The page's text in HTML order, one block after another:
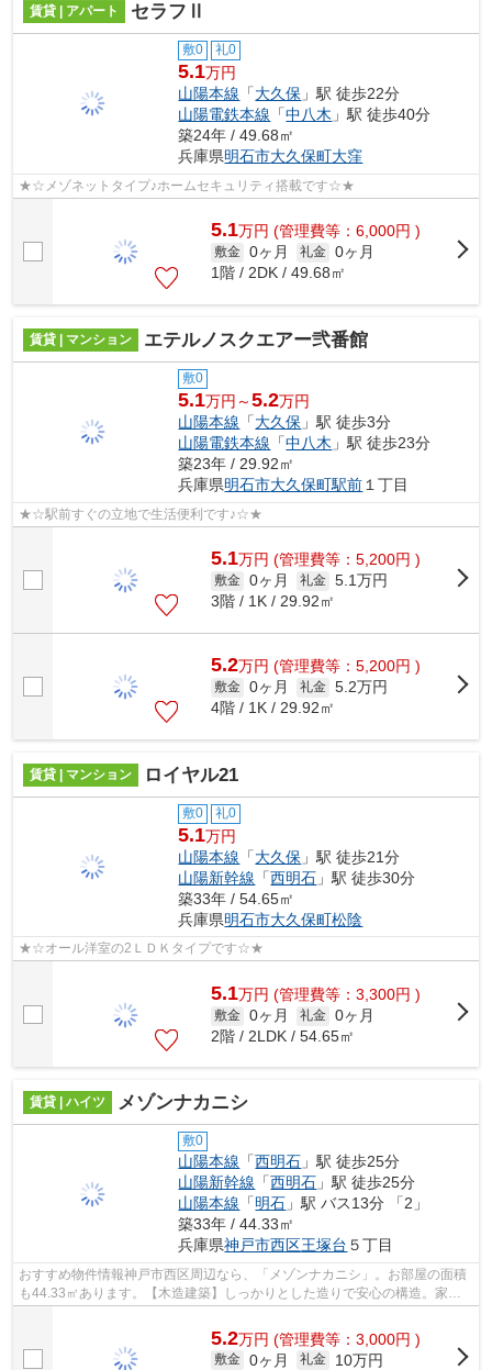
賃貸 | アパート セラフⅡ
敷0 礼0
5.1万円
山陽本線 「大久保 」駅 徒歩22分
山陽電鉄本線 「中八木 」駅 徒歩40分
築24年 / 49.68㎡
兵庫県明石市大久保町大窪
★☆メゾネットタイプ♪ホームセキュリティ搭載です☆★
5.1万円 (管理費等：6,000円 )
敷金 0ヶ月 礼金 0ヶ月
1階 / 2DK / 49.68㎡
賃貸 | マンション エテルノスクエアー弐番館
敷0
5.1万円～5.2万円
山陽本線 「大久保 」駅 徒歩3分
山陽電鉄本線 「中八木 」駅 徒歩23分
築23年 / 29.92㎡
兵庫県明石市大久保町駅前 １丁目
★☆駅前すぐの立地で生活便利です♪☆★
5.1万円 (管理費等：5,200円 )
敷金 0ヶ月 礼金 5.1万円
3階 / 1K / 29.92㎡
5.2万円 (管理費等：5,200円 )
敷金 0ヶ月 礼金 5.2万円
4階 / 1K / 29.92㎡
賃貸 | マンション ロイヤル21
敷0 礼0
5.1万円
山陽本線 「大久保 」駅 徒歩21分
山陽新幹線 「西明石 」駅 徒歩30分
築33年 / 54.65㎡
兵庫県明石市大久保町松陰
★☆オール洋室の2ＬＤＫタイプです☆★
5.1万円 (管理費等：3,300円 )
敷金 0ヶ月 礼金 0ヶ月
2階 / 2LDK / 54.65㎡
賃貸 | ハイツ メゾンナカニシ
敷0
山陽本線 「西明石 」駅 徒歩25分
山陽新幹線 「西明石 」駅 徒歩25分
山陽本線 「明石 」駅 バス13分 「2」
築33年 / 44.33㎡
兵庫県神戸市西区王塚台 ５丁目
おすすめ物件情報神戸市西区周辺なら、「メゾンナカニシ」。お部屋の面積
も44.33㎡あります。【木造建築】しっかりとした造りで安心の構造。家庭
5.2万円 (管理費等：3,000円 )
敷金 0ヶ月 礼金
10万円